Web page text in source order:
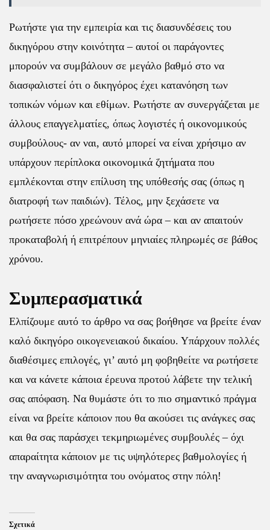
Ρωτήστε για την εμπειρία και τις διασυνδέσεις του
δικηγόρου στην κοινότητα – αυτοί οι παράγοντες
μπορούν να συμβάλουν σε μεγάλο βαθμό στο να
διασφαλιστεί ότι ο δικηγόρος έχει κατανόηση των
τοπικών νόμων και εθίμων. Ρωτήστε αν συνεργάζεται με
άλλους επαγγελματίες, όπως λογιστές ή οικονομικούς
συμβούλους- αν ναι, αυτό μπορεί να είναι χρήσιμο αν
υπάρχουν περίπλοκα οικονομικά ζητήματα που
εμπλέκονται στην επίλυση της υπόθεσής σας (όπως η
διατροφή των παιδιών). Τέλος, μην ξεχάσετε να
ρωτήσετε πόσο χρεώνουν ανά ώρα – και αν απαιτούν
προκαταβολή ή επιτρέπουν μηνιαίες πληρωμές σε βάθος
χρόνου.
Συμπερασματικά
Ελπίζουμε αυτό το άρθρο να σας βοήθησε να βρείτε έναν
καλό δικηγόρο οικογενειακού δικαίου. Υπάρχουν πολλές
διαθέσιμες επιλογές, γι’ αυτό μη φοβηθείτε να ρωτήσετε
και να κάνετε κάποια έρευνα προτού λάβετε την τελική
σας απόφαση. Να θυμάστε ότι το πιο σημαντικό πράγμα
είναι να βρείτε κάποιον που θα ακούσει τις ανάγκες σας
και θα σας παράσχει τεκμηριωμένες συμβουλές – όχι
απαραίτητα κάποιον με τις υψηλότερες βαθμολογίες ή
την αναγνωρισιμότητα του ονόματος στην πόλη!
Σχετικά